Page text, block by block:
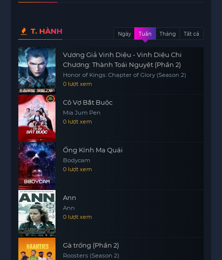
T. HÀNH Ngày Tuần Tháng Tất cả
Vương Giả Vinh Diệu - Vinh Diệu Chi
Chương: Thành Toái Nguyệt (Phần 2)
Honor of Kings: Chapter of Glory (Season 2)
0 lượt xem
Cô Vợ Bắt Buộc
Mia Jum Pen
0 lượt xem
Ống Kính Ma Quái
Bodycam
0 lượt xem
Ann
Ann
0 lượt xem
Gà trống (Phần 2)
Roosters (Season 2)